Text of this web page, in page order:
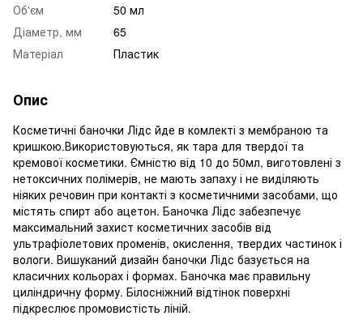
Об'єм
50 мл
Діаметр, мм
65
Матеріал
Пластик
Опис
Косметичні баночки Лідс йде в комлекті з мембраною та
кришкою.Використовуються, як тара для твердої та
кремової косметики. Ємністю від 10 до 50мл, виготовлені з
нетоксичних полімерів, не мають запаху і не виділяють
ніяких речовин при контакті з косметичними засобами, що
містять спирт або ацетон. Баночка Лідс забезпечує
максимальний захист косметичних засобів від
ультрафіолетових променів, окислення, твердих частинок і
вологи. Вишуканий дизайн баночки Лідс базується на
класичних кольорах і формах. Баночка має правильну
циліндричну форму. Білосніжний відтінок поверхні
підкреслює промовистість ліній.